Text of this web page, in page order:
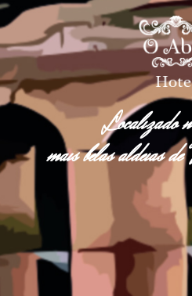
Localizado
mais belas aldeias